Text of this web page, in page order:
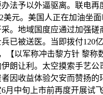
法予以外逼驱离。联电
元。美国人正在加油坐
。地域国度应通过加强
已被送医。当即拨付120
【以军称冲击黎方针 黎
朗让利。太空摸索手艺
因收益体验欠安而赞扬
中旬上市前再度开展